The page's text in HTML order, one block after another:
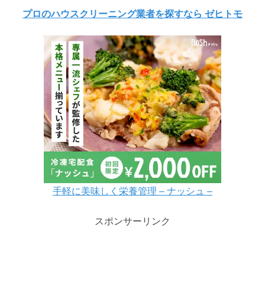
プロのハウスクリーニング業者を探すなら ゼヒトモ
手軽に美味しく栄養管理 – ナッシュ –
スポンサーリンク